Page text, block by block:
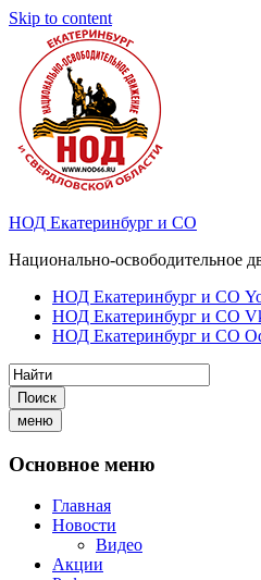
Skip to content
НОД Екатеринбург и СО
Национально-освободительное
НОД Екатеринбург и СО
НОД Екатеринбург и СО
НОД Екатеринбург и СО
Поиск
меню
Основное меню
Главная
Новости
Видео
Акции